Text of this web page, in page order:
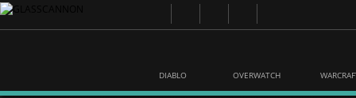
DIABLO OVERWATCH